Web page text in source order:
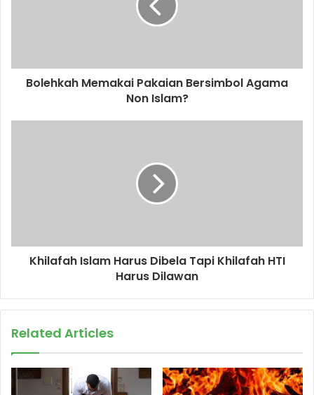
Bolehkah Memakai Pakaian Bersimbol Agama
Non Islam?
Khilafah Islam Harus Dibela Tapi Khilafah HTI
Harus Dilawan
Related Articles